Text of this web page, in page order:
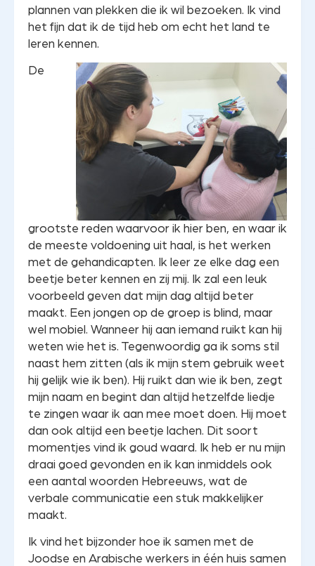
plannen van plekken die ik wil bezoeken. Ik vind
het fijn dat ik de tijd heb om echt het land te
leren kennen.
De
grootste reden waarvoor ik hier ben, en waar ik
de meeste voldoening uit haal, is het werken
met de gehandicapten. Ik leer ze elke dag een
beetje beter kennen en zij mij. Ik zal een leuk
voorbeeld geven dat mijn dag altijd beter
maakt. Een jongen op de groep is blind, maar
wel mobiel. Wanneer hij aan iemand ruikt kan hij
weten wie het is. Tegenwoordig ga ik soms stil
naast hem zitten (als ik mijn stem gebruik weet
hij gelijk wie ik ben). Hij ruikt dan wie ik ben, zegt
mijn naam en begint dan altijd hetzelfde liedje
te zingen waar ik aan mee moet doen. Hij moet
dan ook altijd een beetje lachen. Dit soort
momentjes vind ik goud waard. Ik heb er nu mijn
draai goed gevonden en ik kan inmiddels ook
een aantal woorden Hebreeuws, wat de
verbale communicatie een stuk makkelijker
maakt.
Ik vind het bijzonder hoe ik samen met de
Joodse en Arabische werkers in één huis samen